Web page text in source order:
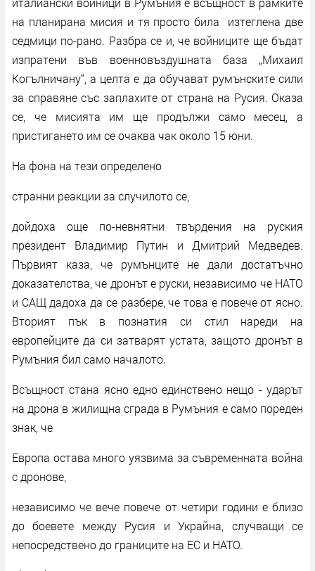
на планирана мисия и тя просто била изтеглена две
седмици по-рано. Разбра се и, че войниците ще бъдат
изпратени във военновъздушната база „Михаил
Когълничану“, а целта е да обучават румънските сили
за справяне със заплахите от страна на Русия. Оказа
се, че мисията им ще продължи само месец, а
пристигането им се очаква чак около 15 юни.
На фона на тези определено
странни реакции за случилото се,
дойдоха още по-невнятни твърдения на руския
президент Владимир Путин и Дмитрий Медведев.
Първият каза, че румънците не дали достатъчно
доказателства, че дронът е руски, независимо че НАТО
и САЩ дадоха да се разбере, че това е повече от ясно.
Вторият пък в познатия си стил нареди на
европейците да си затварят устата, защото дронът в
Румъния бил само началото.
Всъщност стана ясно едно единствено нещо - ударът
на дрона в жилищна сграда в Румъния е само пореден
знак, че
Европа остава много уязвима за съвременната война
с дронове,
независимо че вече повече от четири години е близо
до боевете между Русия и Украйна, случващи се
непосредствено до границите на ЕС и НАТО.